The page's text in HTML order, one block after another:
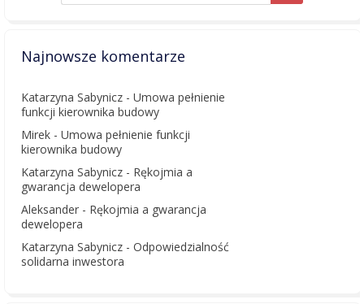
Najnowsze komentarze
Katarzyna Sabynicz - Umowa pełnienie
funkcji kierownika budowy
Mirek - Umowa pełnienie funkcji
kierownika budowy
Katarzyna Sabynicz - Rękojmia a
gwarancja dewelopera
Aleksander - Rękojmia a gwarancja
dewelopera
Katarzyna Sabynicz - Odpowiedzialność
solidarna inwestora